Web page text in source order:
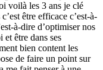
voilà les 3 ans je clé
être efficace c’est-à-
à-dire d’optimiser nos
et être dans ses
bien content les
de faire un point sur